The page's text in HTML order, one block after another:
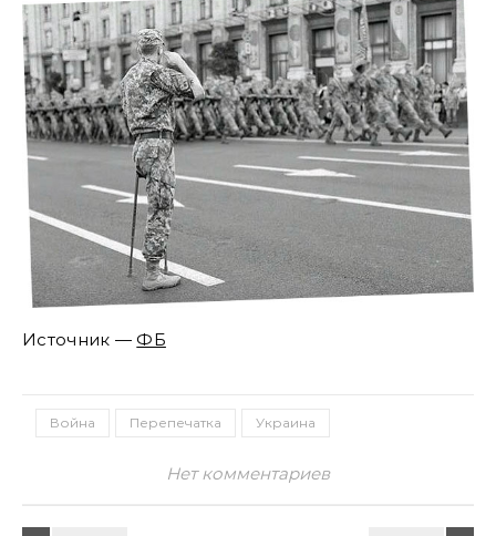
Источник — ФБ
Война Перепечатка Украина
Нет комментариев